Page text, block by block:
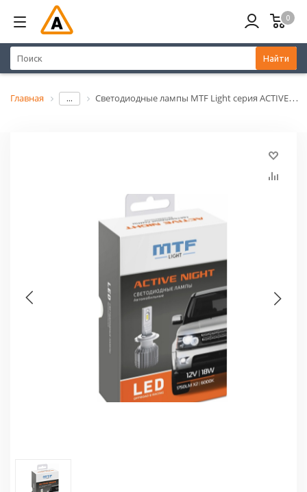
0
Найти
Главная ... Светодиодные лампы MTF Light серия ACTIVE NIGHT, HIR2(9012), 18W, 1750lm, 6000K, комплект.